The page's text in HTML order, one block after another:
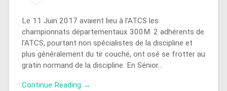
Le 11 Juin 2017 avaient lieu à l’ATCS les
championnats départementaux 300M. 2 adhérents de
l’ATCS, pourtant non spécialistes de la discipline et
plus généralement du tir couché, ont osé se frotter au
gratin normand de la discipline. En Sénior…
Continue Reading →